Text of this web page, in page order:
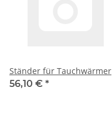
Ständer für Tauchwärmer
56,10 € *